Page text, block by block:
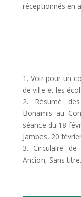
réceptionnés en
1. Voir pour un
de ville et les
2. Résumé
Bonamis au
séance du 18
Jambes, 20
3. Circulaire
Ancion, Sans titre.